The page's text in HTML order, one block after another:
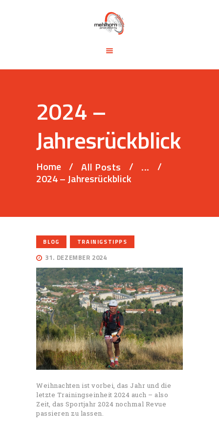
2024 –
Jahresrückblick
Home All Posts ...
2024 – Jahresrückblick
VITA
KONTAKT
BLOG TRAINIGSTIPPS
31. DEZEMBER 2024
Weihnachten ist vorbei, das Jahr und die
letzte Trainingseinheit 2024 auch – also
Zeit, das Sportjahr 2024 nochmal Revue
passieren zu lassen.